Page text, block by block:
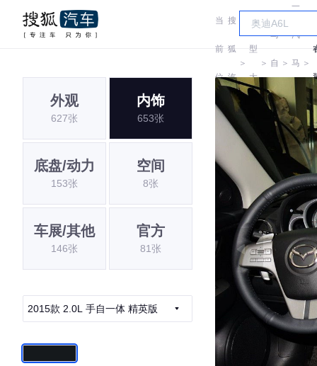
当
前
位
置:
搜
狐
汽
车
＞
车
型
大
＞
马
自
达
＞
一
汽
马
自
达
＞
外观
627张
内饰
653张
底盘/动力
153张
空间
8张
车展/其他
146张
官方
81张
2015款 2.0L 手自一体 精英版